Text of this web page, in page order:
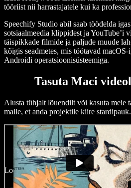
tööriist nii harrastajatele kui ka
Speechify Studio abil saab töödelda
sotsiaalmeedia klippidest ja YouTube’i
täispikkade filmide ja paljude muude
kõigis seadmetes, mis töötavad
Androidi operatsioonisüsteemiga.
Tasuta Maci
Alusta tühjalt lõuendilt või kasuta meie
malle, et anda projektile kiire stardipauk.
Kuidas Macis
Loo Macis videoid vaevata Speechify